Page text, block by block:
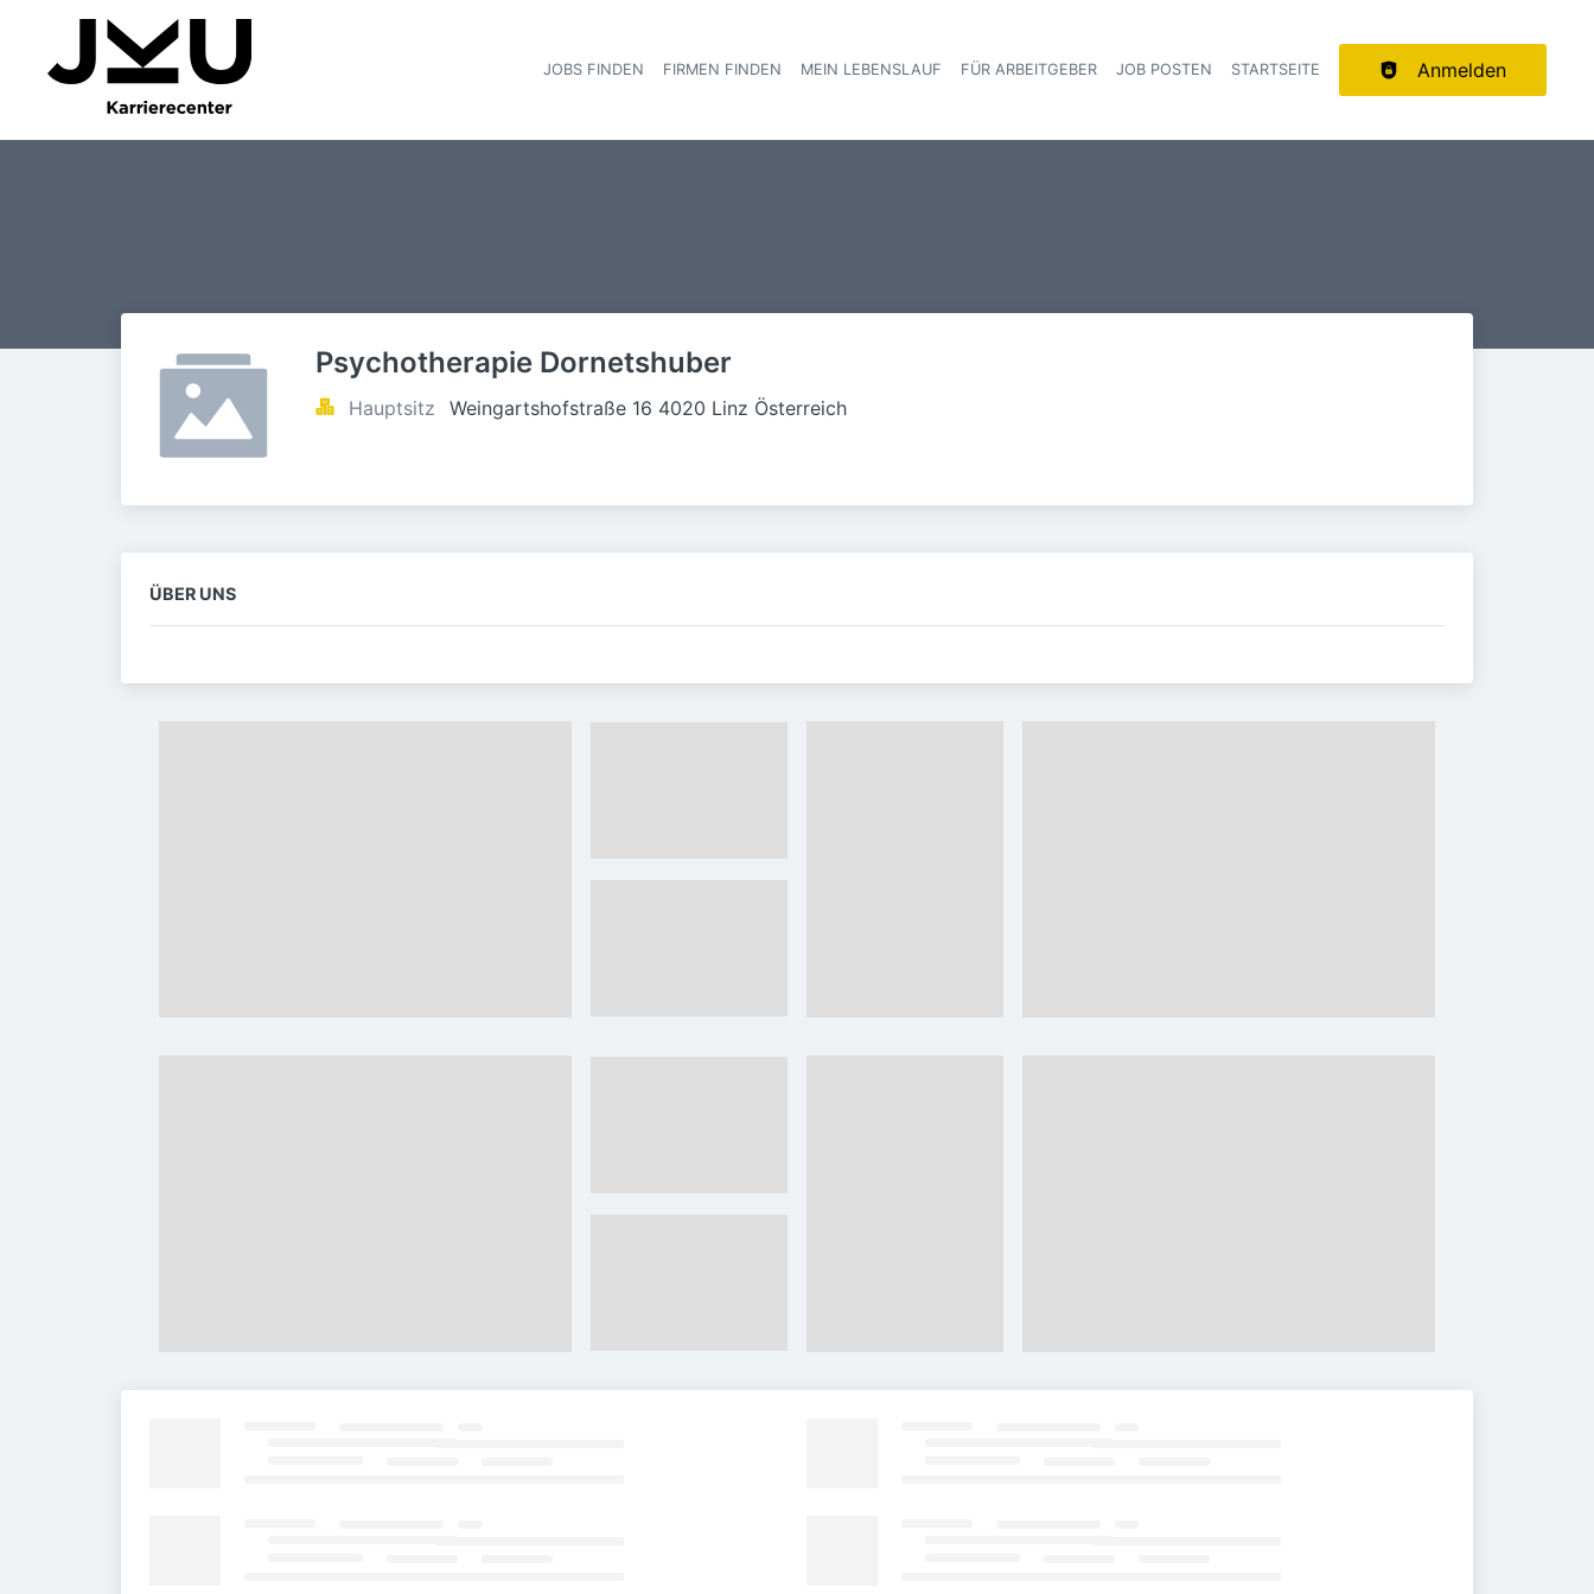
Haupt-Navigation
JOBS FINDEN FIRMEN FINDEN MEIN LEBENSLAUF FÜR ARBEITGEBER JOB POSTEN STARTSEITE Anmelden
Psychotherapie Dornetshuber
Hauptsitz Weingartshofstraße 16 4020 Linz Österreich
ÜBER UNS